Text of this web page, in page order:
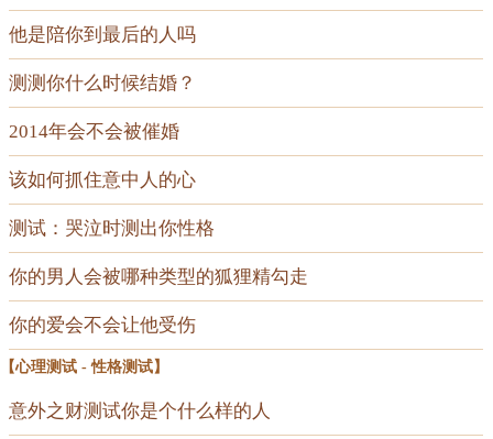
他是陪你到最后的人吗
测测你什么时候结婚？
2014年会不会被催婚
该如何抓住意中人的心
测试：哭泣时测出你性格
你的男人会被哪种类型的狐狸精勾走
你的爱会不会让他受伤
【心理测试 -性格测试】
意外之财测试你是个什么样的人